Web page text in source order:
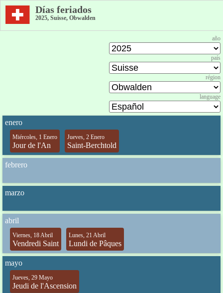
Días feriados
2025, Suisse, Obwalden
año
país
région
language
enero
Miércoles, 1 Enero
Jour de l'An
Jueves, 2 Enero
Saint-Berchtold
febrero
marzo
abril
Viernes, 18 Abril
Vendredi Saint
Lunes, 21 Abril
Lundi de Pâques
mayo
Jueves, 29 Mayo
Jeudi de l'Ascension